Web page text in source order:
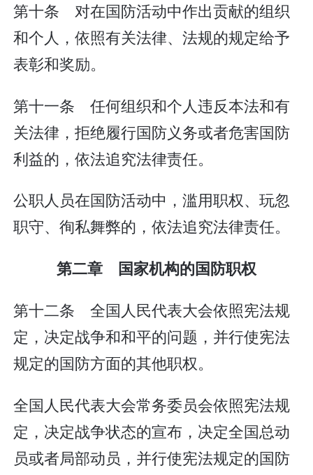
第十条 对在国防活动中作出贡献的组织
和个人，依照有关法律、法规的规定给予
表彰和奖励。
第十一条 任何组织和个人违反本法和有
关法律，拒绝履行国防义务或者危害国防
利益的，依法追究法律责任。
公职人员在国防活动中，滥用职权、玩忽
职守、徇私舞弊的，依法追究法律责任。
第二章 国家机构的国防职权
第十二条 全国人民代表大会依照宪法规
定，决定战争和和平的问题，并行使宪法
规定的国防方面的其他职权。
全国人民代表大会常务委员会依照宪法规
定，决定战争状态的宣布，决定全国总动
员或者局部动员，并行使宪法规定的国防